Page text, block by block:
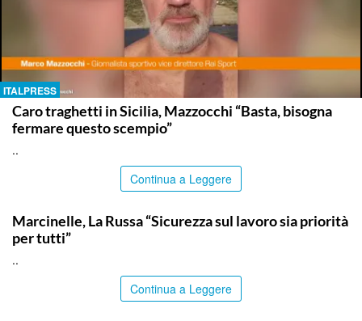
ITALPRESS
Caro traghetti in Sicilia, Mazzocchi “Basta, bisogna
fermare questo scempio”
..
Continua a Leggere
Marcinelle, La Russa “Sicurezza sul lavoro sia priorità
per tutti”
..
Continua a Leggere